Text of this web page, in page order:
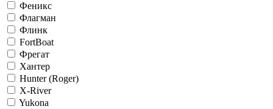
Феникс
Флагман
Флинк
FortBoat
Фрегат
Хантер
Hunter (Roger)
X-River
Yukona